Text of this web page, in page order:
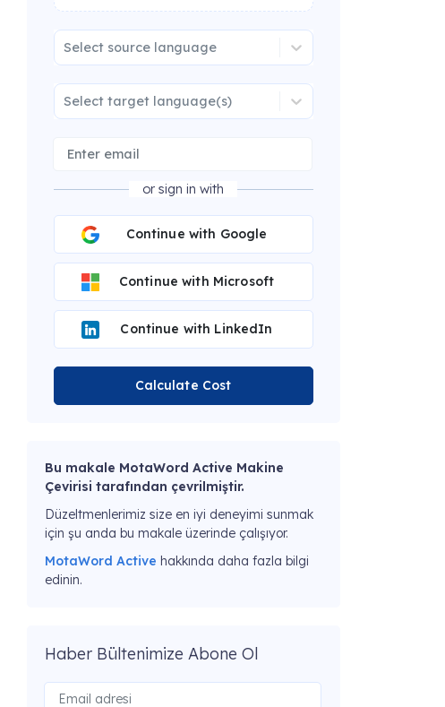
Select source language
Select target language(s)
or sign in with
Continue with Google
Continue with Microsoft
Continue with LinkedIn
Calculate Cost
Bu makale MotaWord Active Makine
Çevirisi tarafından çevrilmiştir.
Düzeltmenlerimiz size en iyi deneyimi sunmak
için şu anda bu makale üzerinde çalışıyor.
MotaWord Active hakkında daha fazla bilgi
edinin.
Haber Bültenimize Abone Ol